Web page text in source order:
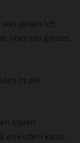
denen ich
über ein ganzes
in der
klaren
erreichen kann.